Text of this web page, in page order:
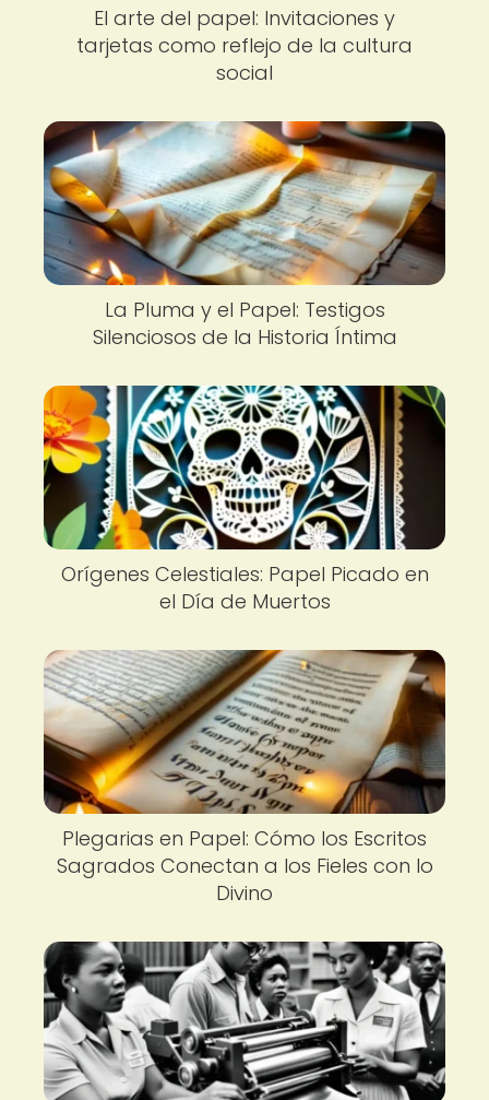
El arte del papel: Invitaciones y
tarjetas como reflejo de la cultura
social
La Pluma y el Papel: Testigos
Silenciosos de la Historia Íntima
Orígenes Celestiales: Papel Picado en
el Día de Muertos
Plegarias en Papel: Cómo los Escritos
Sagrados Conectan a los Fieles con lo
Divino